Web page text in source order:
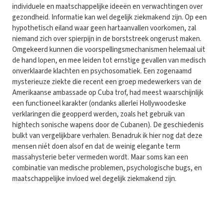
individuele en maatschappelijke ideeën en verwachtingen over
gezondheid. Informatie kan wel degelijk ziekmakend zijn. Op een
hypothetisch eiland waar geen hartaanvallen voorkomen, zal
niemand zich over spierpijn in de borststreek ongerust maken.
Omgekeerd kunnen die voorspellingsmechanismen helemaal uit
de hand lopen, en mee leiden tot ernstige gevallen van medisch
onverklaarde klachten en psychosomatiek. Een zogenaamd
mysterieuze ziekte die recent een groep medewerkers van de
Amerikaanse ambassade op Cuba trof, had meest waarschijnlijk
een functioneel karakter (ondanks allerlei Hollywoodeske
verklaringen die geopperd werden, zoals het gebruik van
hightech sonische wapens door de Cubanen). De geschiedenis
bulkt van vergelijkbare verhalen. Benadruk ik hier nog dat deze
mensen niét doen alsof en dat de weinig elegante term
massahysterie beter vermeden wordt. Maar soms kan een
combinatie van medische problemen, psychologische bugs, en
maatschappelijke invloed wel degelijk ziekmakend zijn.